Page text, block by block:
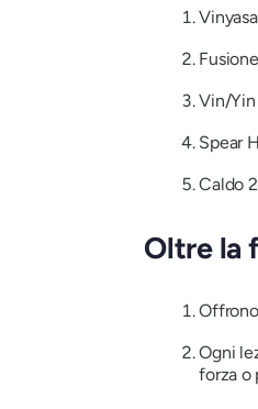
Vin/Yin
Spear
Caldo
Oltre la
Ogni
forza o